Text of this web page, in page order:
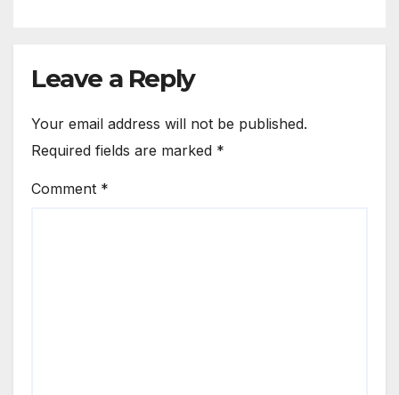
Leave a Reply
Your email address will not be published.
Required fields are marked *
Comment *